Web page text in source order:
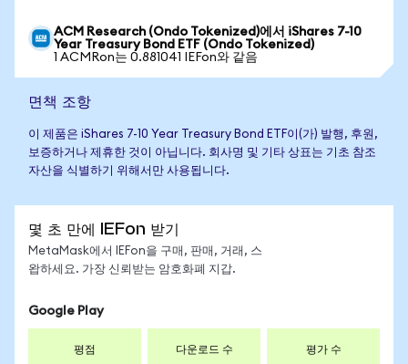
ACM Research (Ondo Tokenized)에서 iShares 7-10
Year Treasury Bond ETF (Ondo Tokenized)
1 ACMRon는 0.881041 IEFon와 같음
면책 조항
이 제품은 iShares 7-10 Year Treasury Bond ETF이(가) 발행, 후원,
보증하거나 제휴한 것이 아닙니다. 회사명 및 기타 상표는 기초 참조
자산을 식별하기 위해서만 사용됩니다.
몇 초 만에 IEFon 받기
MetaMask에서 IEFon을 구매, 판매, 거래, 스
왑하세요. 가장 신뢰받는 암호화폐 지갑.
Google Play
평점 다운로드 수 평가 수